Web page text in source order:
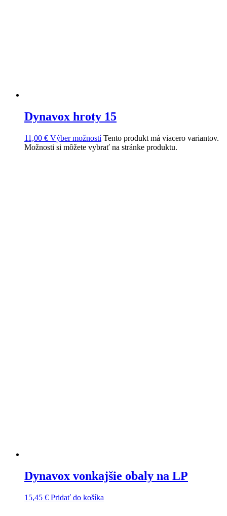
Dynavox hroty 15
11,00 € Výber možností Tento produkt má viacero variantov.
Možnosti si môžete vybrať na stránke produktu.
Dynavox vonkajšie obaly na LP
15,45 € Pridať do košíka